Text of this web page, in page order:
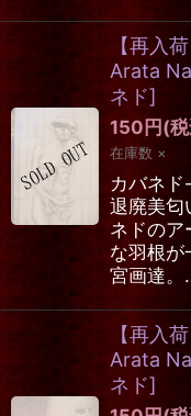
【再入
Arata
ネド]
150 円 (
在庫数 ×
カバネ
退廃美匂
ネドのア
な羽根が
宮画達
【再入
Arata
ネド]